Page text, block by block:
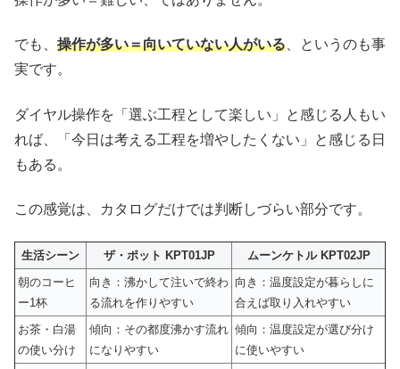
でも、 操作が多い＝向いていない人がいる 、というのも事
実です。
ダイヤル操作を「選ぶ工程として楽しい」と感じる人もい
れば、「今日は考える工程を増やしたくない」と感じる日
もある。
この感覚は、カタログだけでは判断しづらい部分です。
生活シーン ザ・ポット KPT01JP
ムーンケトル KPT02JP
朝のコーヒ
ー1杯
向き：沸かして注いで終わ
る流れを作りやすい
向き：温度設定が暮らしに
合えば取り入れやすい
お茶・白湯
の使い分け
傾向：その都度沸かす流れ
になりやすい
傾向：温度設定が選び分け
に使いやすい